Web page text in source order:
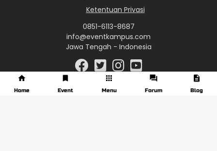
Ketentuan Privasi
0851-6113-8687
info@eventkampus.com
Jawa Tengah - Indonesia
Home Event Menu Forum Blog